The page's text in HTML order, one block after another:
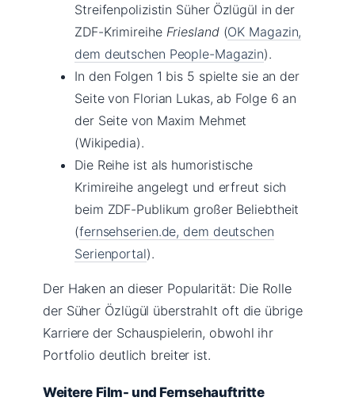
Streifenpolizistin Süher Özlügül in der
ZDF-Krimireihe Friesland(OK Magazin,
dem deutschen People-Magazin).
In den Folgen 1 bis 5 spielte sie an der
Seite von Florian Lukas, ab Folge 6 an
der Seite von Maxim Mehmet
(Wikipedia).
Die Reihe ist als humoristische
Krimireihe angelegt und erfreut sich
beim ZDF-Publikum großer Beliebtheit
(fernsehserien.de, dem deutschen
Serienportal).
Der Haken an dieser Popularität: Die Rolle
der Süher Özlügül überstrahlt oft die übrige
Karriere der Schauspielerin, obwohl ihr
Portfolio deutlich breiter ist.
Weitere Film- und Fernsehauftritte